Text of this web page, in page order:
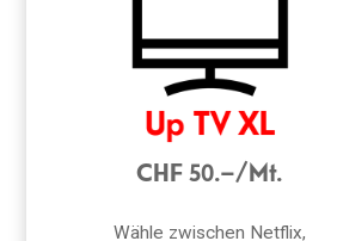
CHF 50.–/Mt.
Wähle zwischen Netflix,